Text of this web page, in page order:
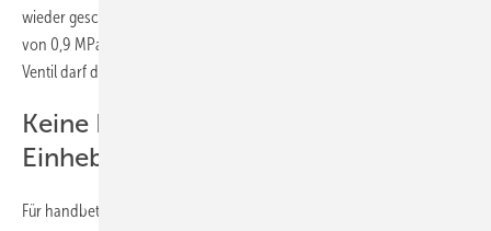
wieder geschlossen wird. Dabei darf der Druck zu keiner Zeit den Wert
von 0,9 MPa übersteigen. Die Fließgeschwindigkeit bei geöffnetem
Ventil darf dabei 2 m/s nicht übersteigen.
Keine Produkt-Norm für
Einhebelmischer
Für handbetätigte Hebelmischer gibt es derzeit